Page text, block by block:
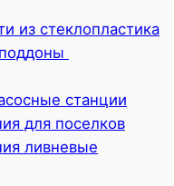
из стеклопластика
станции
для поселков
ливневые